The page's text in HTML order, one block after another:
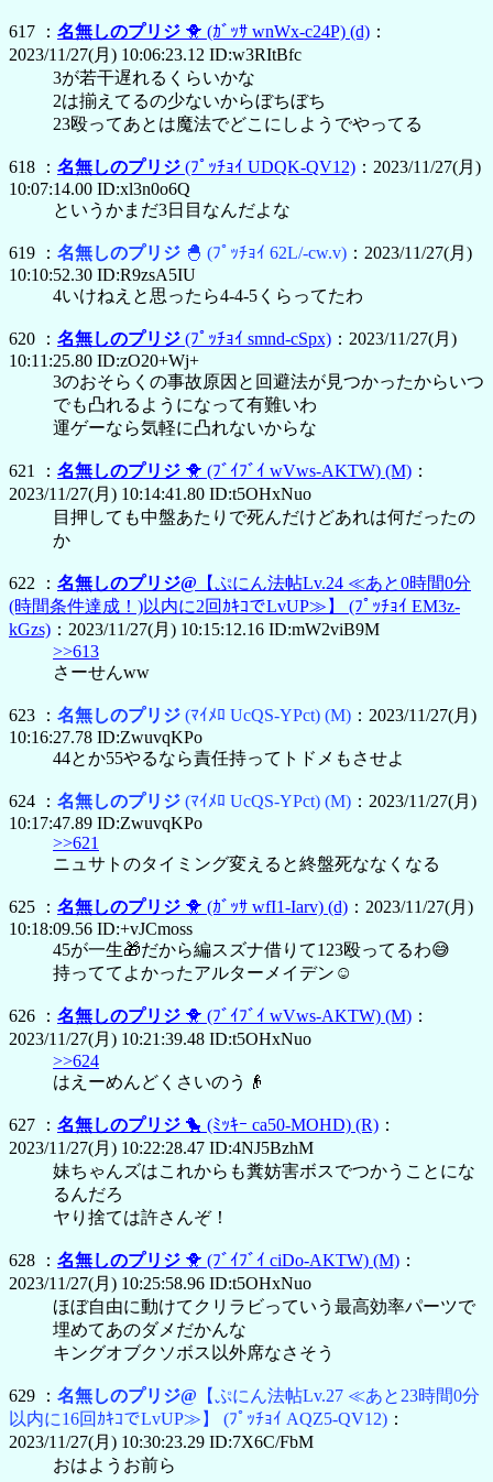
617 ： 名無しのプリジ 🐥 (ｶﾞｯｻ wnWx-c24P) (d) ：
2023/11/27(月) 10:06:23.12 ID:w3RItBfc
3が若干遅れるくらいかな
2は揃えてるの少ないからぼちぼち
23殴ってあとは魔法でどこにしようでやってる
618 ： 名無しのプリジ (ﾌﾟｯﾁｮｲ UDQK-QV12) ：2023/11/27(月)
10:07:14.00 ID:xl3n0o6Q
というかまだ3日目なんだよな
619 ： 名無しのプリジ 🐣 (ﾌﾟｯﾁｮｲ 62L/-cw.v) ：2023/11/27(月)
10:10:52.30 ID:R9zsA5IU
4いけねえと思ったら4-4-5くらってたわ
620 ： 名無しのプリジ (ﾌﾟｯﾁｮｲ smnd-cSpx) ：2023/11/27(月)
10:11:25.80 ID:zO20+Wj+
3のおそらくの事故原因と回避法が見つかったからいつ
でも凸れるようになって有難いわ
運ゲーなら気軽に凸れないからな
621 ： 名無しのプリジ 🐥 (ﾌﾞｲﾌﾞｲ wVws-AKTW) (M) ：
2023/11/27(月) 10:14:41.80 ID:t5OHxNuo
目押しても中盤あたりで死んだけどあれは何だったの
か
622 ： 名無しのプリジ@ 【ぷにん法帖Lv.24 ≪あと0時間0分
(時間条件達成！)以内に2回ｶｷｺでLvUP≫】
(ﾌﾟｯﾁｮｲ EM3z-
kGzs) ：2023/11/27(月) 10:15:12.16 ID:mW2viB9M
>>613
さーせんww
623 ： 名無しのプリジ (ﾏｲﾒﾛ UcQS-YPct) (M) ：2023/11/27(月)
10:16:27.78 ID:ZwuvqKPo
44とか55やるなら責任持ってトドメもさせよ
624 ： 名無しのプリジ (ﾏｲﾒﾛ UcQS-YPct) (M) ：2023/11/27(月)
10:17:47.89 ID:ZwuvqKPo
>>621
ニュサトのタイミング変えると終盤死ななくなる
625 ： 名無しのプリジ 🐥 (ｶﾞｯｻ wfI1-Iarv) (d) ：2023/11/27(月)
10:18:09.56 ID:+vJCmoss
45が一生🎁だから編スズナ借りて123殴ってるわ😅
持っててよかったアルターメイデン☺️
626 ： 名無しのプリジ 🐥 (ﾌﾞｲﾌﾞｲ wVws-AKTW) (M) ：
2023/11/27(月) 10:21:39.48 ID:t5OHxNuo
>>624
はえーめんどくさいのう👴
627 ： 名無しのプリジ 🐤 (ﾐｯｷｰ ca50-MOHD) (R) ：
2023/11/27(月) 10:22:28.47 ID:4NJ5BzhM
妹ちゃんズはこれからも糞妨害ボスでつかうことにな
るんだろ
ヤり捨ては許さんぞ！
628 ： 名無しのプリジ 🐥 (ﾌﾞｲﾌﾞｲ ciDo-AKTW) (M) ：
2023/11/27(月) 10:25:58.96 ID:t5OHxNuo
ほぼ自由に動けてクリラビっていう最高効率パーツで
埋めてあのダメだかんな
キングオブクソボス以外席なさそう
629 ： 名無しのプリジ@ 【ぷにん法帖Lv.27 ≪あと23時間0分
以内に16回ｶｷｺでLvUP≫】
(ﾌﾟｯﾁｮｲ AQZ5-QV12) ：
2023/11/27(月) 10:30:23.29 ID:7X6C/FbM
おはようお前ら